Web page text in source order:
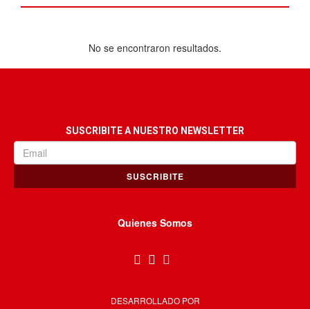
No se encontraron resultados.
SUSCRIBITE A NUESTRO NEWSLETTER
SUSCRIBITE
Quienes Somos
DESARROLLADO POR